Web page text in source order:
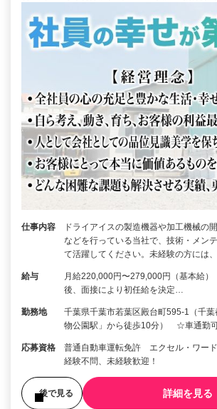
仕事内容
ドライアイスの製造機器や加工機械の
などを行っている当社で、技術・メン
て活躍してください。未経験の方には
給与
月給220,000円〜279,000円（基本給
後、面接により初任給を決定…
勤務地
千葉県千葉市若葉区殿台町595-1（千
物公園駅」から徒歩10分） ☆車通勤
応募資格
普通自動車運転免許 エクセル・ワー
経験不問、未経験歓迎！
後で見る 詳細を見る